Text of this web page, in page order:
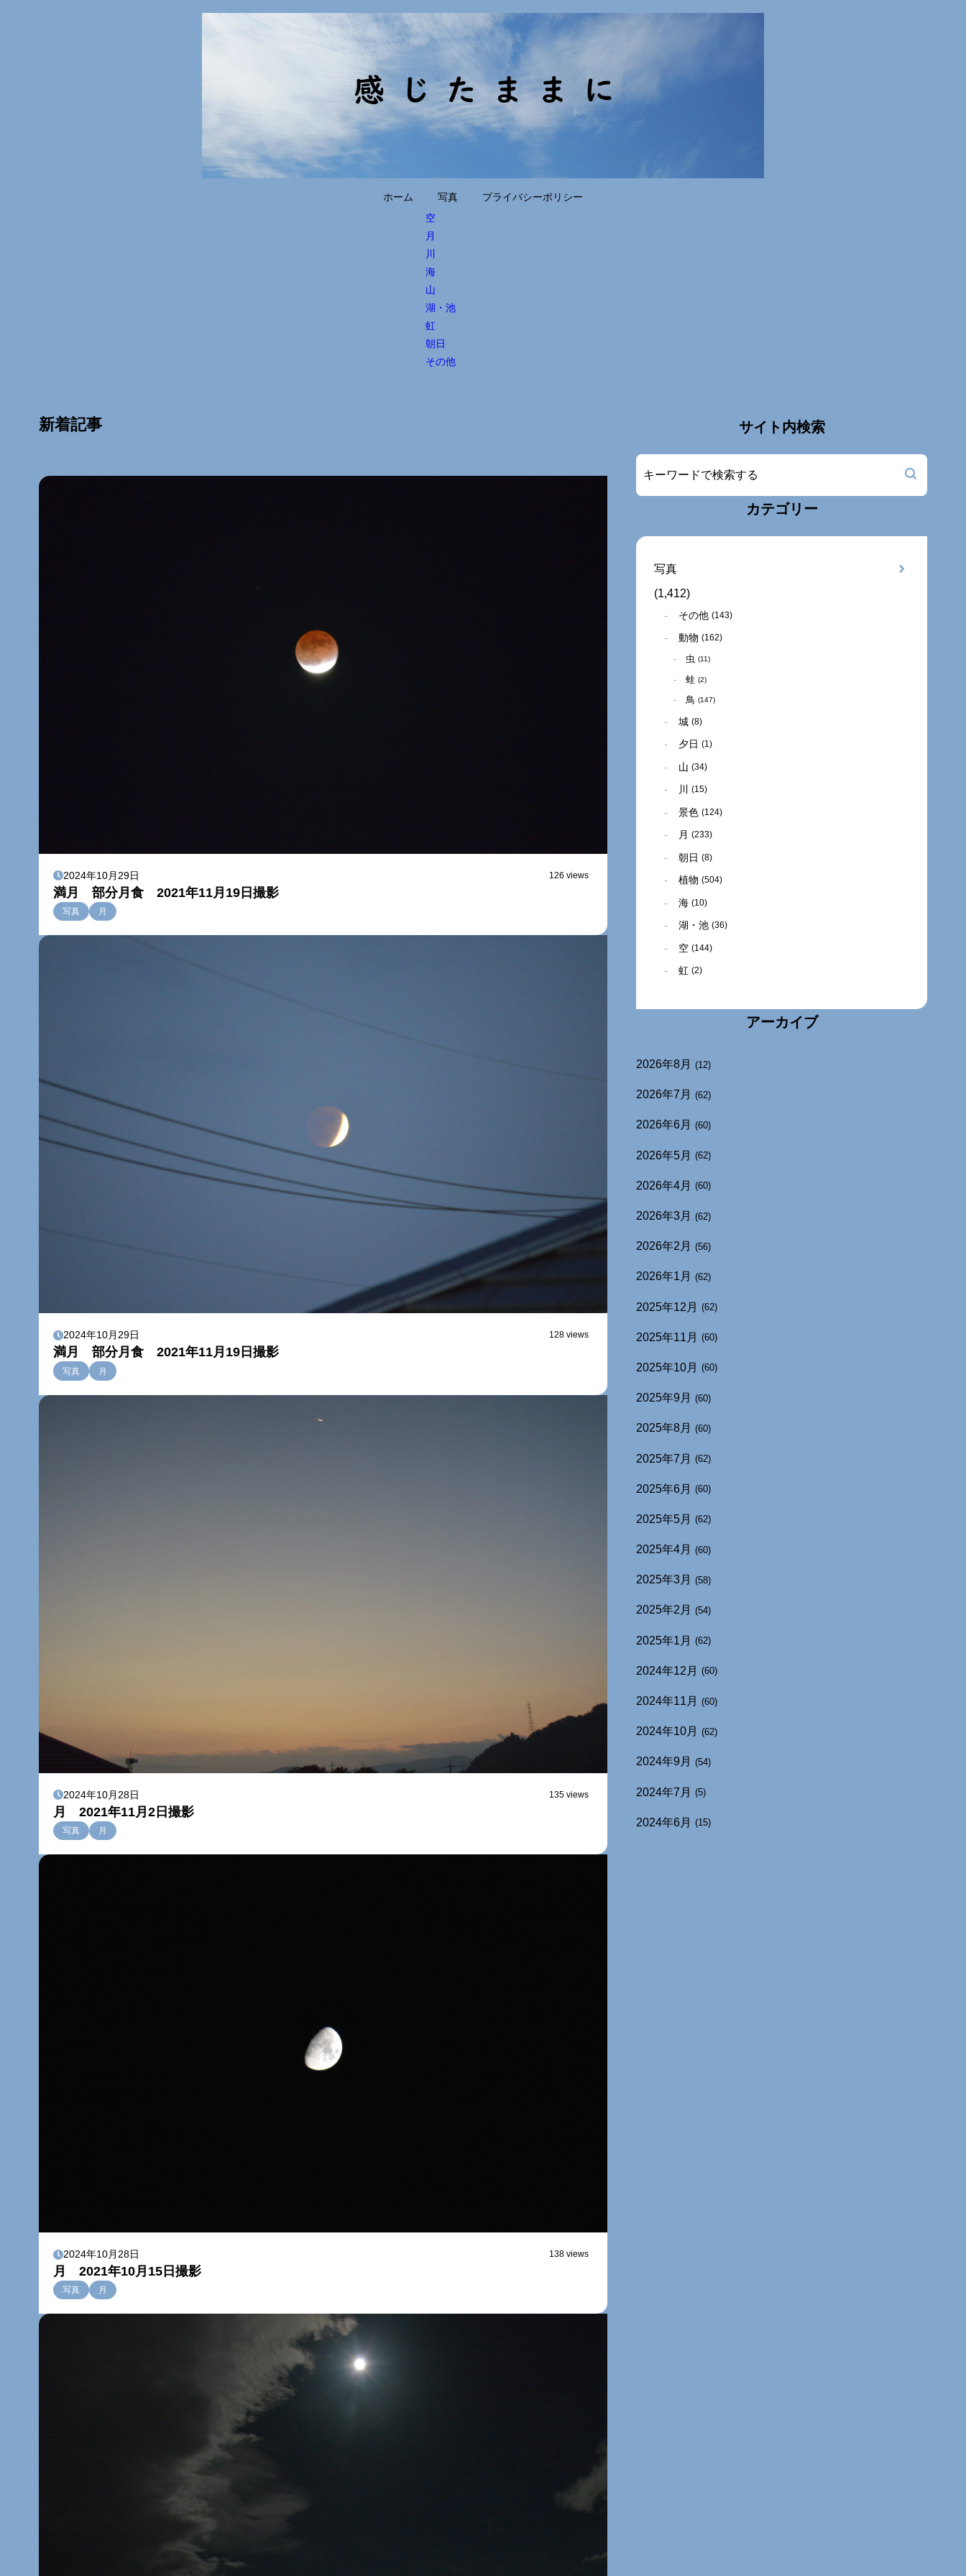
ホーム
写真
空
月
川
海
山
湖・池
虹
朝日
その他
プライバシーポリシー
新着記事New Entry
2024年10月29日 126 views
満月 部分月食 2021年11月19日撮影
写真 月
2024年10月29日 128 views
満月 部分月食 2021年11月19日撮影
写真 月
2024年10月28日 135 views
月 2021年11月2日撮影
写真 月
2024年10月28日 138 views
月 2021年10月15日撮影
写真 月
サイト内検索
カテゴリー
写真
(1,412)
その他 (143)
動物 (162)
虫 (11)
蛙 (2)
鳥 (147)
城 (8)
夕日 (1)
山 (34)
川 (15)
景色 (124)
月 (233)
朝日 (8)
植物 (504)
海 (10)
湖・池 (36)
空 (144)
虹 (2)
アーカイブ
2026年8月 (12)
2026年7月 (62)
2026年6月 (60)
2026年5月 (62)
2026年4月 (60)
2026年3月 (62)
2026年2月 (56)
2026年1月 (62)
2025年12月 (62)
2025年11月 (60)
2025年10月 (60)
2025年9月 (60)
2025年8月 (60)
2025年7月 (62)
2025年6月 (60)
2025年5月 (62)
2025年4月 (60)
2025年3月 (58)
2025年2月 (54)
2025年1月 (62)
2024年12月 (60)
2024年11月 (60)
2024年10月 (62)
2024年9月 (54)
2024年7月 (5)
2024年6月 (15)